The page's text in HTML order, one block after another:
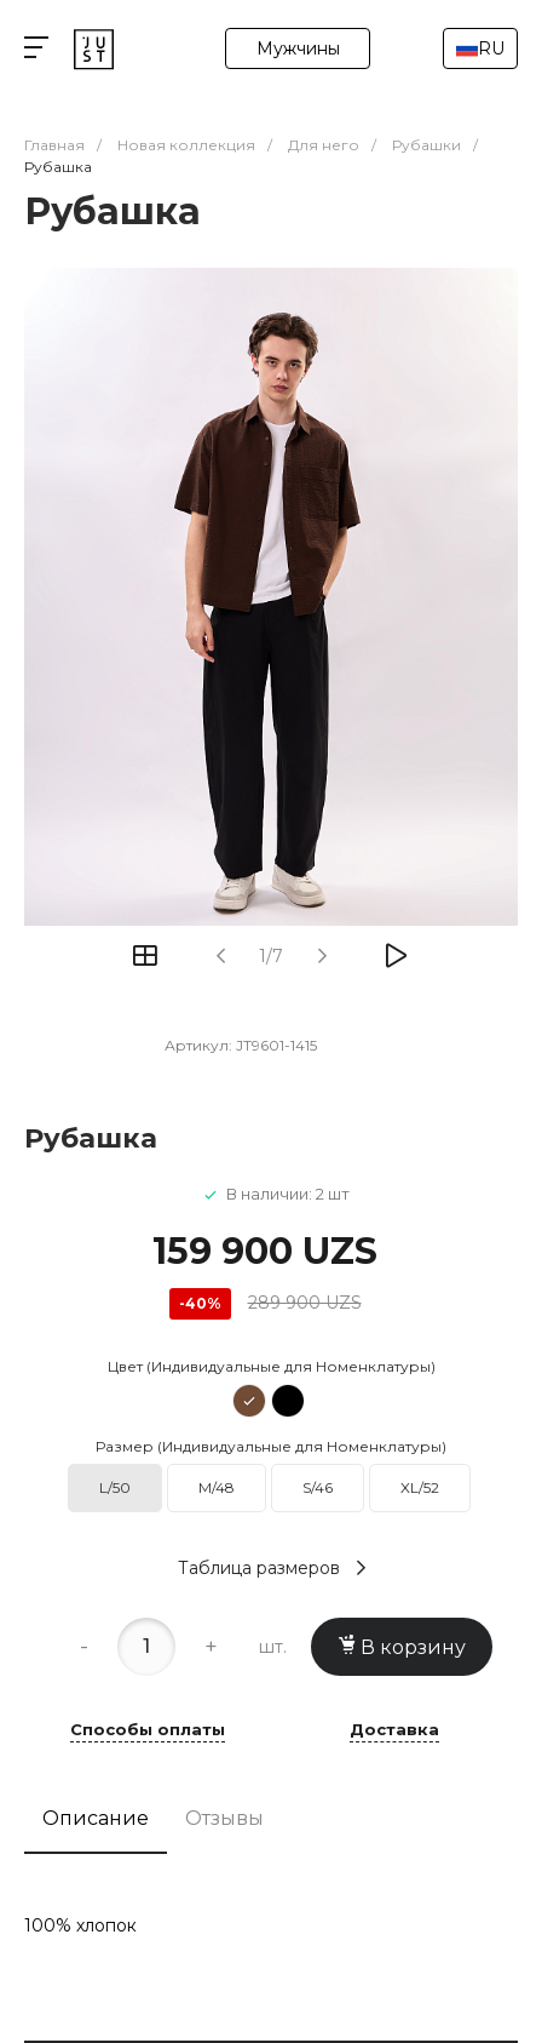
Мужчины RU
Главная / Новая коллекция / Для него / Рубашки
/
Рубашка
Рубашка
1/7
Артикул: JT9601-1415
Рубашка
В наличии: 2 шт
159 900 UZS
-40% 289 900 UZS
Цвет (Индивидуальные для Номенклатуры)
Размер (Индивидуальные для Номенклатуры)
L/50 M/48 S/46 XL/52
Таблица размеров
- + шт. В корзину
Способы оплаты Доставка
Описание Отзывы
100% хлопок